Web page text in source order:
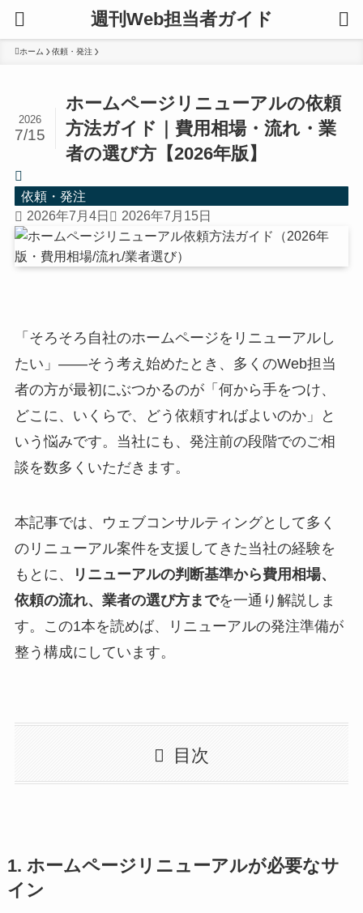
週刊Web担当者ガイド
ホーム 依頼・発注
ホームページリニューアルの依頼
方法ガイド｜費用相場・流れ・業
者の選び方【2026年版】
2026
7/15
依頼・発注
2026年7月4日
2026年7月15日
「そろそろ自社のホームページをリニューアルし
たい」——そう考え始めたとき、多くのWeb担当
者の方が最初にぶつかるのが「何から手をつけ、
どこに、いくらで、どう依頼すればよいのか」と
いう悩みです。当社にも、発注前の段階でのご相
談を数多くいただきます。
本記事では、ウェブコンサルティングとして多く
のリニューアル案件を支援してきた当社の経験を
もとに、
リニューアルの判断基準から費用相場、
依頼の流れ、業者の選び方までを一通り解説しま
す。この1本を読めば、リニューアルの発注準備が
整う構成にしています。
目次
1. ホームページリニューアルが必要なサ
イン